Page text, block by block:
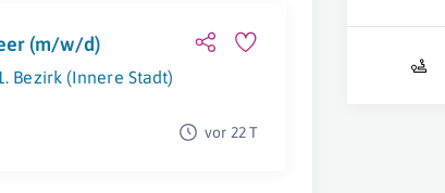
(m/w/d)
Bezirk (Innere Stadt)
vor 22 T